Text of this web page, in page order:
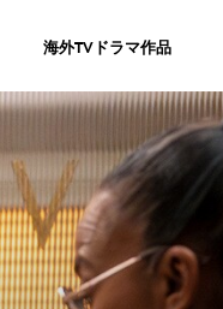
海外TVドラマ作品